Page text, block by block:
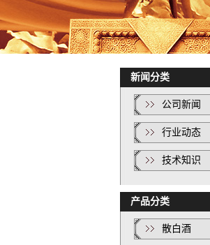
新闻分类
公司新闻
行业动态
技术知识
产品分类
散白酒